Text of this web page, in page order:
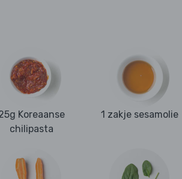
Koreaanse
chilipasta
1 zakje sesamolie